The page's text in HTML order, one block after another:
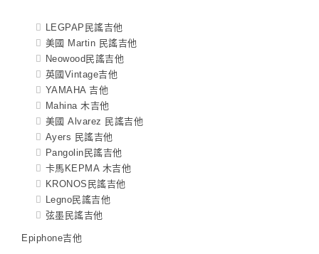
LEGPAP民謠吉他
美國 Martin 民謠吉他
Neowood民謠吉他
英國Vintage吉他
YAMAHA 吉他
Mahina 木吉他
美國 Alvarez 民謠吉他
Ayers 民謠吉他
Pangolin民謠吉他
卡馬KEPMA 木吉他
KRONOS民謠吉他
Legno民謠吉他
弦墨民謠吉他
Epiphone吉他